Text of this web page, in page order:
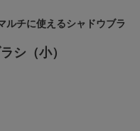
ルチに使えるシャドウブラ
シ（小）